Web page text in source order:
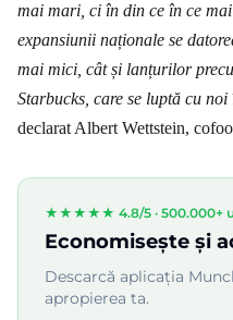
mai mari, ci în din ce în ce
expansiunii naționale se
mai mici, cât și lanțurilor
Starbucks, care se luptă cu
declarat Albert Wettstein,
★★★★★ 4.8/5 · 500.000+
Economisește și
Descarcă aplicația
apropierea ta.